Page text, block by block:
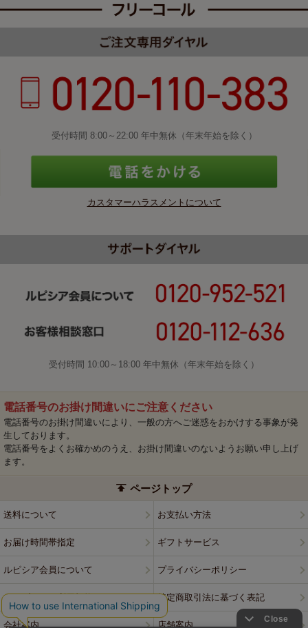
受付時間 8:00～22:00 年中無休（年末年始を除く）
カスタマーハラスメントについて
受付時間 10:00～18:00 年中無休（年末年始を除く）
電話番号のお掛け間違いにご注意ください
電話番号のお掛け間違いにより、一般の方へご迷惑をおかけする事象が発
生しております。
電話番号をよくお確かめのうえ、お掛け間違いのないようお願い申し上げ
ます。
ページトップ
送料について お支払い方法
お届け時間帯指定 ギフトサービス
ルピシア会員について プライバシーポリシー
ウェブサイト利用規約 特定商取引法に基づく表記
会社案内 店舗案内